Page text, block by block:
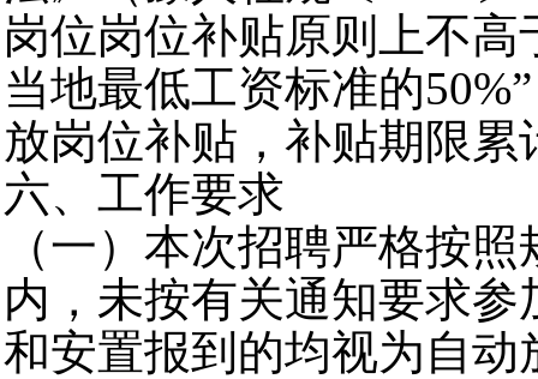
岗位岗位补贴原则上不
当地最低工资标准的
放岗位补贴，补贴期限累
六、工作要求
（一）本次招聘严格按
内，未按有关通知要求
和安置报到的均视为自